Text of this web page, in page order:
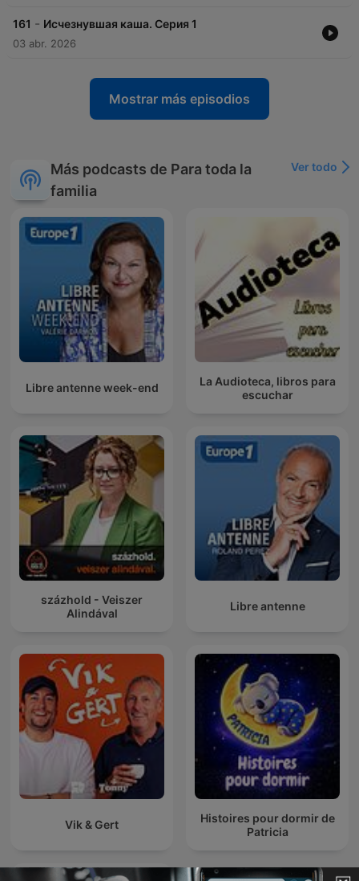
161 - Исчезнувшая каша. Серия 1
03 abr. 2026
Mostrar más episodios
Más podcasts de Para toda la
familia
Ver todo
Libre antenne week-end
La Audioteca, libros para
escuchar
százhold - Veiszer
Alindával
Libre antenne
Vik & Gert
Histoires pour dormir de
Patricia